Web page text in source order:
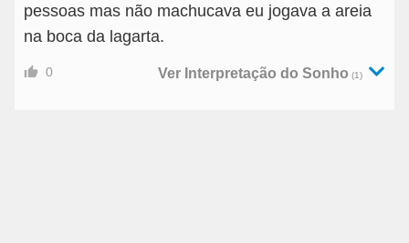
pessoas mas não machucava eu jogava a areia
na boca da lagarta.
0 Ver Interpretação do Sonho (1)